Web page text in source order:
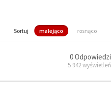
Sortuj malejąco rosnąco
0 Odpowiedzi
5 942 wyświetleń